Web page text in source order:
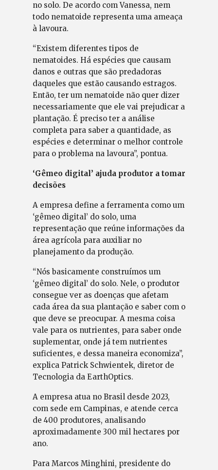
no solo. De acordo com Vanessa, nem
todo nematoide representa uma ameaça
à lavoura.
“Existem diferentes tipos de
nematoides. Há espécies que causam
danos e outras que são predadoras
daqueles que estão causando estragos.
Então, ter um nematoide não quer dizer
necessariamente que ele vai prejudicar a
plantação. É preciso ter a análise
completa para saber a quantidade, as
espécies e determinar o melhor controle
para o problema na lavoura”, pontua.
‘Gêmeo digital’ ajuda produtor a tomar
decisões
A empresa define a ferramenta como um
‘gêmeo digital’ do solo, uma
representação que reúne informações da
área agrícola para auxiliar no
planejamento da produção.
“Nós basicamente construímos um
‘gêmeo digital’ do solo. Nele, o produtor
consegue ver as doenças que afetam
cada área da sua plantação e saber com o
que deve se preocupar. A mesma coisa
vale para os nutrientes, para saber onde
suplementar, onde já tem nutrientes
suficientes, e dessa maneira economiza”,
explica Patrick Schwientek, diretor de
Tecnologia da EarthOptics.
A empresa atua no Brasil desde 2023,
com sede em Campinas, e atende cerca
de 400 produtores, analisando
aproximadamente 300 mil hectares por
ano.
Para Marcos Minghini, presidente do